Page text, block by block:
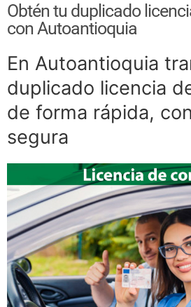
de conducción para
Curso Licencia de
Curso Licencia de
C1: Vehículo de Servicio
Curso de Conducción
B1(Carro y Moto)
Clases de Refuerzo
Conducción en
Duplicado licencia de
Recategorización B1
(Vehículo Servicio
Recategorización C1
(Vehículo Pesado
Publico)
Renovación de
Obtén tu duplicado
con Autoantioquia
En Autoantioquia
duplicado licencia
de forma rápida,
segura